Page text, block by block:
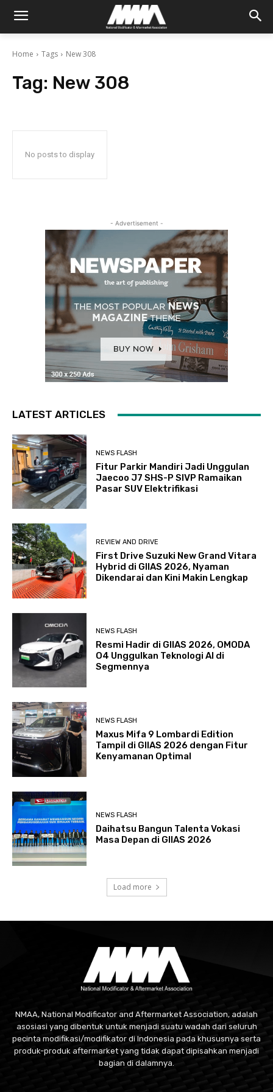
Home Tags New 308
Tag: New 308
No posts to display
- Advertisement -
LATEST ARTICLES
NEWS FLASH
Fitur Parkir Mandiri Jadi Unggulan
Jaecoo J7 SHS-P SIVP Ramaikan
Pasar SUV Elektrifikasi
REVIEW AND DRIVE
First Drive Suzuki New Grand Vitara
Hybrid di GIIAS 2026, Nyaman
Dikendarai dan Kini Makin Lengkap
NEWS FLASH
Resmi Hadir di GIIAS 2026, OMODA
O4 Unggulkan Teknologi AI di
Segmennya
NEWS FLASH
Maxus Mifa 9 Lombardi Edition
Tampil di GIIAS 2026 dengan Fitur
Kenyamanan Optimal
NEWS FLASH
Daihatsu Bangun Talenta Vokasi
Masa Depan di GIIAS 2026
Load more
NMAA, National Modificator and Aftermarket Association, adalah
asosiasi yang dibentuk untuk menjadi suatu wadah dari seluruh
pecinta modifikasi/modifikator di Indonesia pada khususnya serta
produk-produk aftermarket yang tidak dapat dipisahkan menjadi
bagian di dalamnya.